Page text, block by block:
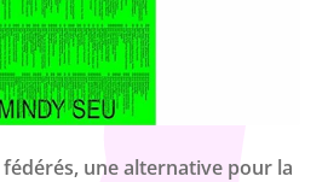
une alternative pour la